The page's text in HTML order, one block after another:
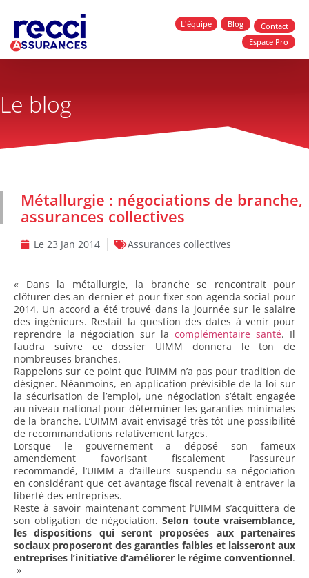
L'équipe Blog
Contact
Espace Pro
Le blog
Métallurgie : négociations de branche,
assurances collectives
Le 23 Jan 2014 Assurances collectives
« Dans la métallurgie, la branche se rencontrait pour
clôturer des an dernier et pour fixer son agenda social pour
2014. Un accord a été trouvé dans la journée sur le salaire
des ingénieurs. Restait la question des dates à venir pour
reprendre la négociation sur la complémentaire santé. Il
faudra suivre ce dossier UIMM donnera le ton de
nombreuses branches.
Rappelons sur ce point que l’UIMM n’a pas pour tradition de
désigner. Néanmoins, en application prévisible de la loi sur
la sécurisation de l’emploi, une négociation s’était engagée
au niveau national pour déterminer les garanties minimales
de la branche. L’UIMM avait envisagé très tôt une possibilité
de recommandations relativement larges.
Lorsque le gouvernement a déposé son fameux
amendement favorisant fiscalement l’assureur
recommandé, l’UIMM a d’ailleurs suspendu sa négociation
en considérant que cet avantage fiscal revenait à entraver la
liberté des entreprises.
Reste à savoir maintenant comment l’UIMM s’acquittera de
son obligation de négociation.Selon toute vraisemblance,
les dispositions qui seront proposées aux partenaires
sociaux proposeront des garanties faibles et laisseront aux
entreprises l’initiative d’améliorer le régime conventionnel.
»